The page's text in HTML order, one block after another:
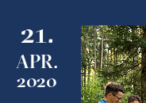
21.
APR.
2020